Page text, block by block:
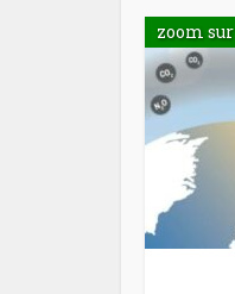
zoom sur